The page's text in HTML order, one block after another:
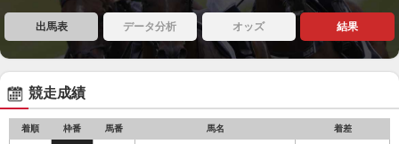
出馬表 データ分析 オッズ 結果
競走成績
着順 枠番 馬番 馬名 着差